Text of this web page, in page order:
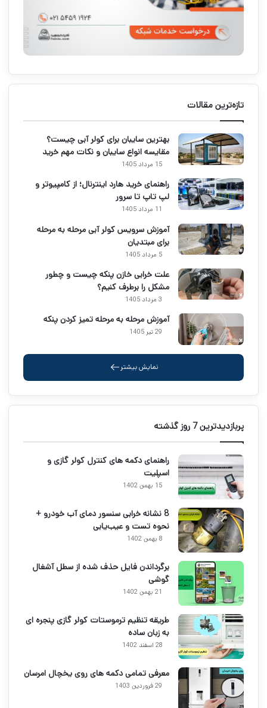
تازه‌ترین مقالات
بهترین سایبان برای کولر آبی چیست؟
مقایسه انواع سایبان و نکات مهم خرید
15 مرداد 1405
راهنمای خرید هارد اینترنال؛ از کامپیوتر و
لپ تاپ تا سرور
11 مرداد 1405
آموزش سرویس کولر آبی مرحله به مرحله
برای مبتدیان
5 مرداد 1405
علت خرابی خازن پنکه چیست و چطور
مشکل را برطرف کنیم؟
3 مرداد 1405
آموزش مرحله به مرحله تمیز کردن پنکه
29 تیر 1405
نمایش بیشتر
پربازدیدترین 7 روز گذشته
راهنمای دکمه های کنترل کولر گازی و
اسپلیت
15 بهمن 1402
8 نشانه خرابی سنسور دمای آب خودرو +
نحوه تست و عیب‌یابی
8 بهمن 1402
برگرداندن فایل حذف شده از سطل آشغال
گوشی
21 بهمن 1402
طریقه تنظیم ترموستات کولر گازی پنجره ای
به زبان ساده
28 اسفند 1402
معرفی تمامی دکمه های روی یخچال امرسان
29 فروردین 1403